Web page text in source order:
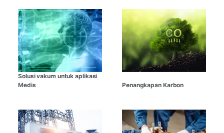
Solusi vakum untuk aplikasi
Medis
Penangkapan Karbon